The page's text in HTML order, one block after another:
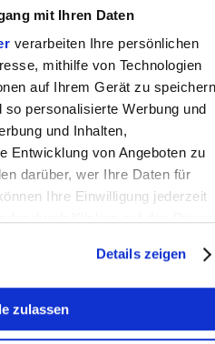
mit Ihren Daten
verarbeiten Ihre persönlichen
mithilfe von Technologien
auf Ihrem Gerät zu speichern
personalisierte Werbung und
und Inhalten,
Entwicklung von Angeboten zu
darüber, wer Ihre Daten für
Ihre Einwilligung jederzeit
geografische Lage erfassen,
genau sein können
Details zeigen
zulassen